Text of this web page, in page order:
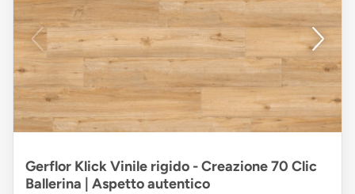
Gerflor Klick Vinile rigido - Creazione 70 Clic
Ballerina | Aspetto autentico